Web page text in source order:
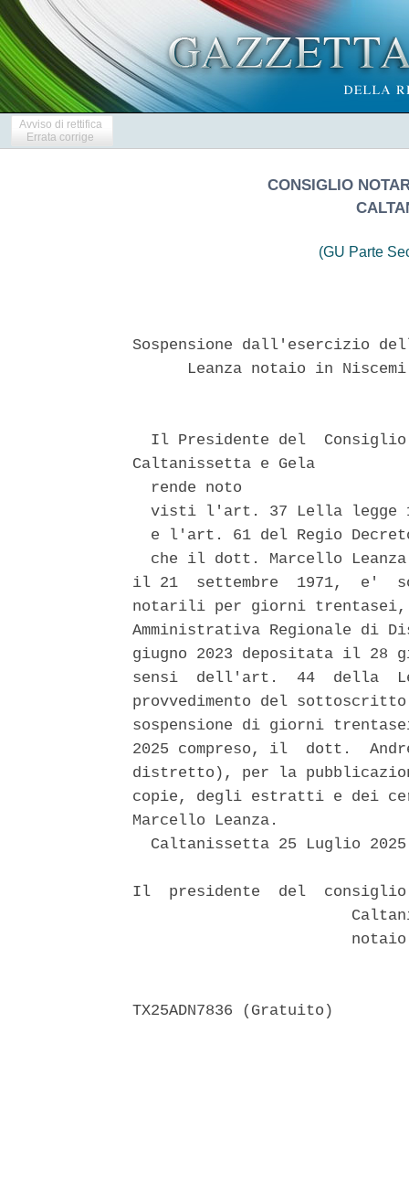
Avviso di rettifica
Errata corrige
CONSIGLIO
(GU Parte
Sospensione dall'esercizio
Leanza notaio in
Il Presidente del
Caltanissetta e Gela
  rende noto
visti l'art. 37 Lella
e l'art. 61 del Regio
che il dott. Marcello
il 21  settembre  1971,  e'
notarili per giorni trentasei,
Amministrativa Regionale di
giugno 2023 depositata il 28
sensi  dell'art.  44  della
provvedimento del
sospensione di giorni
2025 compreso, il  dott.
distretto), per la
copie, degli estratti e dei
Marcello Leanza.
Caltanissetta 25 Luglio
Il  presidente  del